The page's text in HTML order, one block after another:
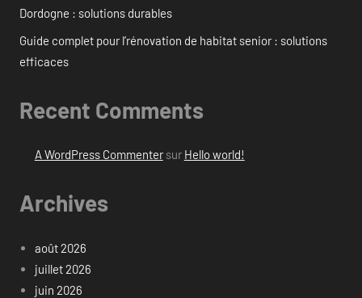
Dordogne : solutions durables
Guide complet pour l’rénovation de habitat senior : solutions
efficaces
Recent Comments
A WordPress Commentersur Hello world!
Archives
août 2026
juillet 2026
juin 2026